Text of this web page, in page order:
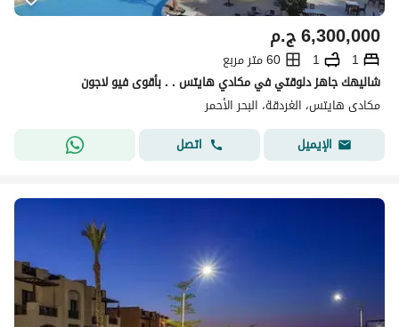
ج.م6,300,000
1
1
60 متر مربع
شاليهك جاهز دلوقتي في مكادي هايتس . . بأقوى فيو لاجون
مكادى هايتس، الغردقة، البحر الأحمر
الإيميل
اتصل